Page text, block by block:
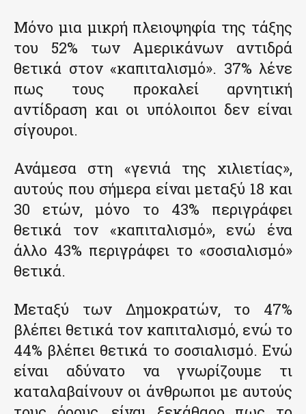
Μόνο μια μικρή πλειοψηφία της τάξης
του 52% των Αμερικάνων αντιδρά
θετικά στον «καπιταλισμό». 37% λένε
πως τους προκαλεί αρνητική
αντίδραση και οι υπόλοιποι δεν είναι
σίγουροι.
Ανάμεσα στη «γενιά της χιλιετίας»,
αυτούς που σήμερα είναι μεταξύ 18 και
30 ετών, μόνο το 43% περιγράφει
θετικά τον «καπιταλισμό», ενώ ένα
άλλο 43% περιγράφει το «σοσιαλισμό»
θετικά.
Μεταξύ των Δημοκρατών, το 47%
βλέπει θετικά τον καπιταλισμό, ενώ το
44% βλέπει θετικά το σοσιαλισμό. Ενώ
είναι αδύνατο να γνωρίζουμε τι
καταλαβαίνουν οι άνθρωποι με αυτούς